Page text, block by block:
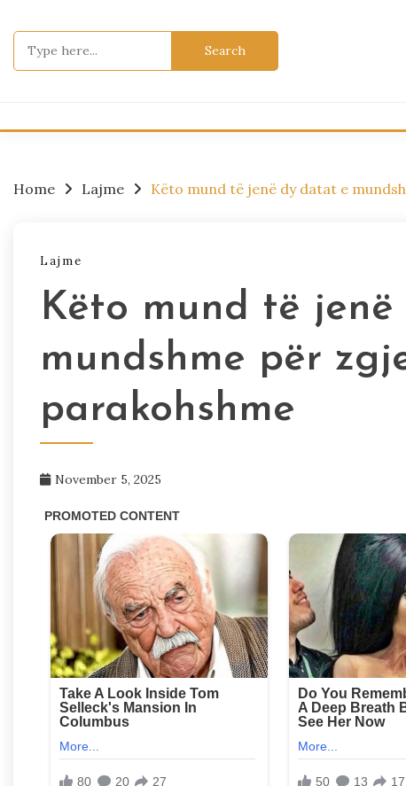
to
content
Home Lajme Këto mund të jenë dy datat e
Lajme
Këto mund të
mundshme për
parakohshme
November 5, 2025